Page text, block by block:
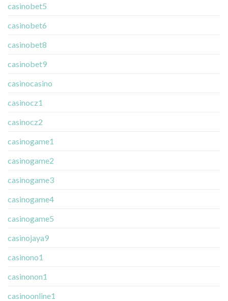
casinobet5
casinobet6
casinobet8
casinobet9
casinocasino
casinocz1
casinocz2
casinogame1
casinogame2
casinogame3
casinogame4
casinogame5
casinojaya9
casinono1
casinonon1
casinoonline1